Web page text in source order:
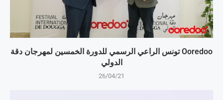
Ooredoo تونس الراعي الرسمي للدورة الخمسين لمهرجان دقة
الدولي
26/04/21